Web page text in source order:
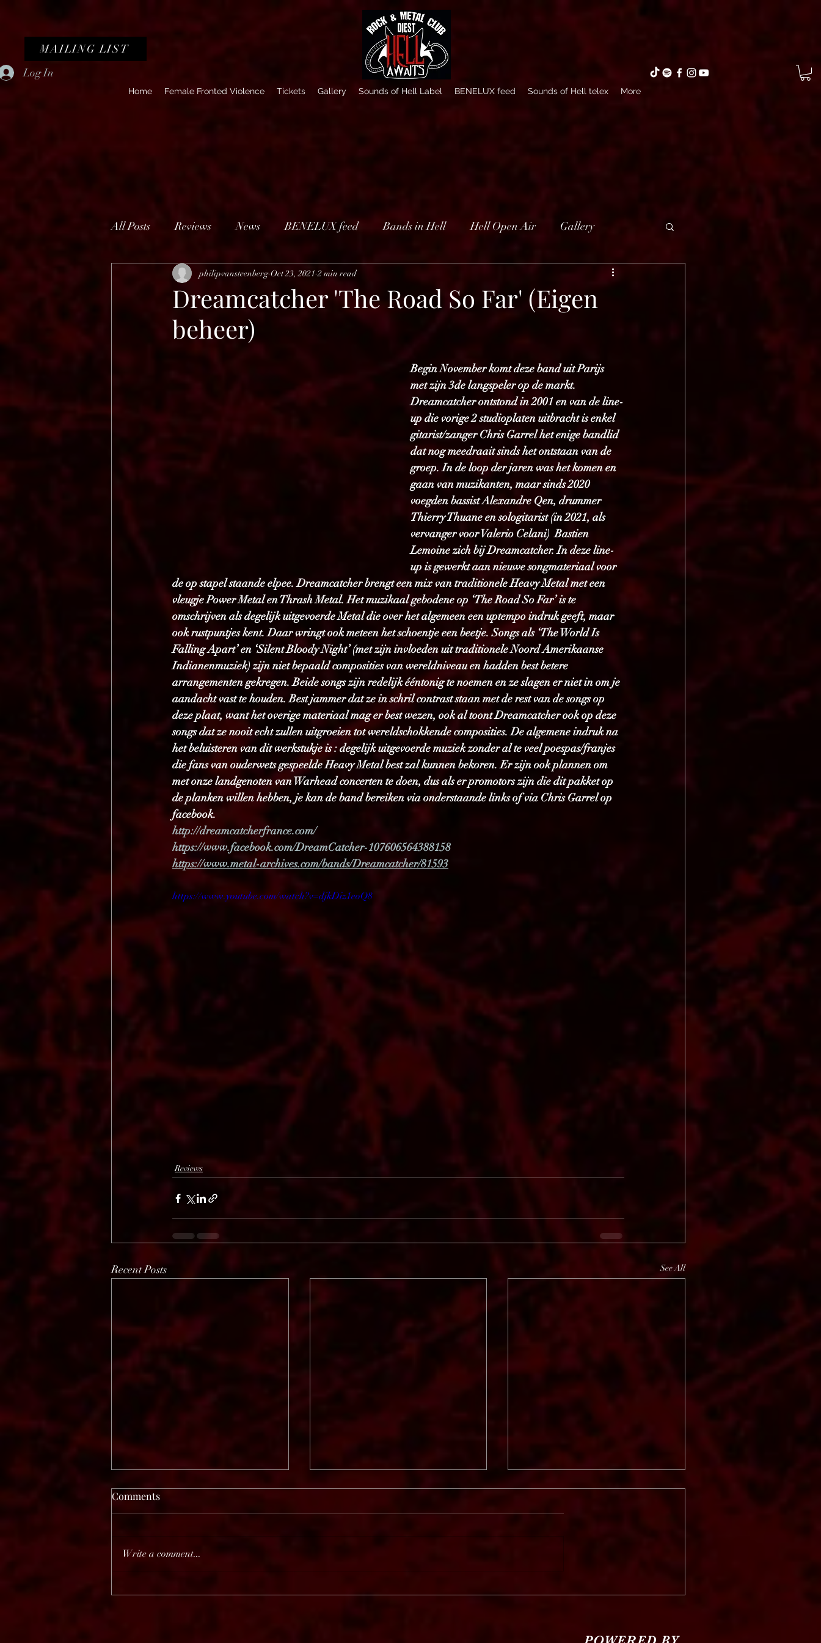
Log In
Home Female Fronted Violence Tickets Gallery Sounds of Hell Label BENELUX feed Sounds of Hell telex More
MAILING LIST
All Posts Reviews News BENELUX feed Bands in Hell Hell Open Air Gallery
HELL OPEN AIR 2025
Dreamcatcher 'The Road So Far' (Eigen
beheer)
philipvansteenberg Oct 23, 2021 2 min read
Begin November komt deze band uit Parijs
met zijn 3de langspeler op de markt.
Dreamcatcher ontstond in 2001 en van de line-
up die vorige 2 studioplaten uitbracht is enkel
gitarist/zanger Chris Garrel het enige bandlid
dat nog meedraait sinds het ontstaan van de
groep. In de loop der jaren was het komen en
gaan van muzikanten, maar sinds 2020
voegden bassist Alexandre Qen, drummer
Thierry Thuane en sologitarist (in 2021, als
vervanger voor Valerio Celani)  Bastien
Lemoine zich bij Dreamcatcher. In deze line-
up is gewerkt aan nieuwe songmateriaal voor
de op stapel staande elpee. Dreamcatcher brengt een mix van traditionele Heavy Metal met een
vleugje Power Metal en Thrash Metal. Het muzikaal gebodene op ‘The Road So Far’ is te
omschrijven als degelijk uitgevoerde Metal die over het algemeen een uptempo indruk geeft, maar
ook rustpuntjes kent. Daar wringt ook meteen het schoentje een beetje. Songs als ‘The World Is
Falling Apart’ en ‘Silent Bloody Night’ (met zijn invloeden uit traditionele Noord Amerikaanse
Indianenmuziek) zijn niet bepaald composities van wereldniveau en hadden best betere
arrangementen gekregen. Beide songs zijn redelijk ééntonig te noemen en ze slagen er niet in om je
aandacht vast te houden. Best jammer dat ze in schril contrast staan met de rest van de songs op
deze plaat, want het overige materiaal mag er best wezen, ook al toont Dreamcatcher ook op deze
songs dat ze nooit echt zullen uitgroeien tot wereldschokkende composities. De algemene indruk na
het beluisteren van dit werkstukje is : degelijk uitgevoerde muziek zonder al te veel poespas/franjes
die fans van ouderwets gespeelde Heavy Metal best zal kunnen bekoren. Er zijn ook plannen om
met onze landgenoten van Warhead concerten te doen, dus als er promotors zijn die dit pakket op
de planken willen hebben, je kan de band bereiken via onderstaande links of via Chris Garrel op
facebook.
http://dreamcatcherfrance.com/
https://www.facebook.com/DreamCatcher-107606564388158
https://www.metal-archives.com/bands/Dreamcatcher/81593
https://www.youtube.com/watch?v=djkDiz1eoQ8
Reviews
Recent Posts See All
Comments
Write a comment...